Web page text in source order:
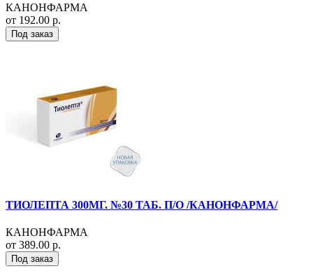
КАНОНФАРМА
от 192.00 р.
Под заказ
ТИОЛЕПТА 300МГ. №30 ТАБ. П/О /КАНОНФАРМА/
КАНОНФАРМА
от 389.00 р.
Под заказ